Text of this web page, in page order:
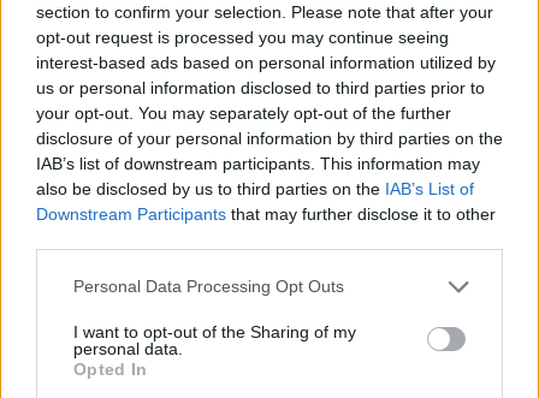
section to confirm your selection. Please note that after your
opt-out request is processed you may continue seeing
interest-based ads based on personal information utilized by
us or personal information disclosed to third parties prior to
your opt-out. You may separately opt-out of the further
disclosure of your personal information by third parties on the
IAB’s list of downstream participants. This information may
also be disclosed by us to third parties on the IAB’s List of
Downstream Participants that may further disclose it to other
Personal Data Processing Opt Outs
I want to opt-out of the Sharing of my
personal data.
Opted In